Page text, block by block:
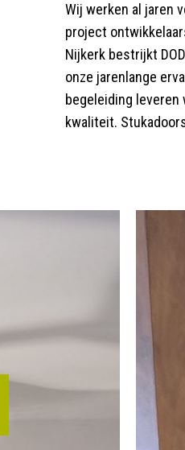
Wij werken al jaren
project
Nijkerk bestrijkt
onze jarenlange
begeleiding
kwaliteit.